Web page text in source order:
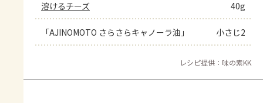
溶けるチーズ 40g
「AJINOMOTO さらさらキャノーラ油」 小さじ2
レシピ提供：味の素KK